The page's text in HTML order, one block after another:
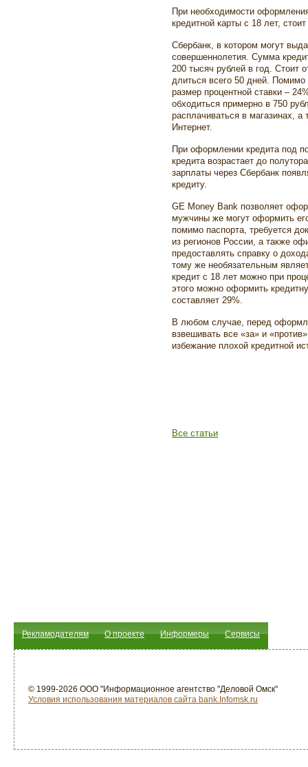
При необходимости
кредитной карты с 18 лет,
Сбербанк, в котором могут
совершеннолетия. Сумма
200 тысяч рублей в год. Стоит
длиться всего 50 дней. Помимо
размер процентной ставки –
обходиться примерно в 750
расплачиваться в магазинах, а
Интернет.
При оформлении кредита под
кредита возрастает до
зарплаты через Сбербанк
кредиту.
GE Money Bank позволяет
мужчины же могут оформить
помимо паспорта, требуется
из регионов России, а также
предоставлять справку о
тому же необязательным
кредит с 18 лет можно при
этого можно оформить
составляет 29%.
В любом случае, перед
взвешивать все «за» и
избежание плохой кредитной
Все статьи
Рекламодателям О проекте Информеры Сервисы
© 1999-2026 ООО "Информационное агентство "Деловой Омск"
Условия использования материалов сайта bank.Infomsk.ru